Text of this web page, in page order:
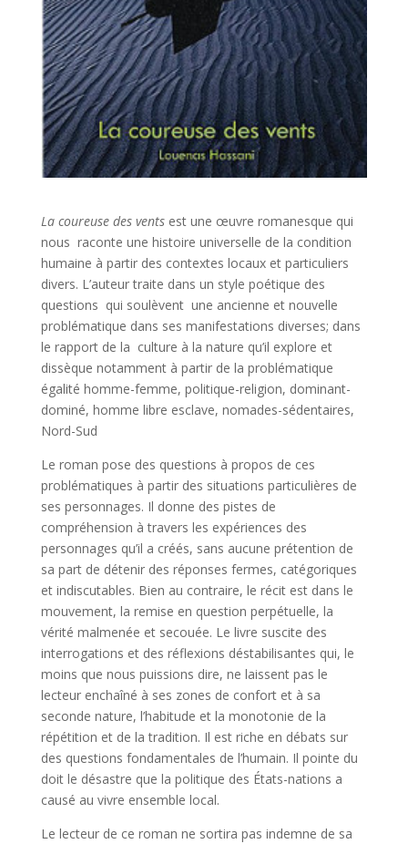
La coureuse des ventsest une œuvre romanesque qui
nous raconte une histoire universelle de la condition
humaine à partir des contextes locaux et particuliers
divers. L’auteur traite dans un style poétique des
questions qui soulèvent une ancienne et nouvelle
problématique dans ses manifestations diverses; dans
le rapport de la culture à la nature qu’il explore et
dissèque notamment à partir de la problématique
égalité homme-femme, politique-religion, dominant-
dominé, homme libre esclave, nomades-sédentaires,
Nord-Sud
Le roman pose des questions à propos de ces
problématiques à partir des situations particulières de
ses personnages. Il donne des pistes de
compréhension à travers les expériences des
personnages qu’il a créés, sans aucune prétention de
sa part de détenir des réponses fermes, catégoriques
et indiscutables. Bien au contraire, le récit est dans le
mouvement, la remise en question perpétuelle, la
vérité malmenée et secouée. Le livre suscite des
interrogations et des réflexions déstabilisantes qui, le
moins que nous puissions dire, ne laissent pas le
lecteur enchaîné à ses zones de confort et à sa
seconde nature, l’habitude et la monotonie de la
répétition et de la tradition. Il est riche en débats sur
des questions fondamentales de l’humain. Il pointe du
doit le désastre que la politique des États-nations a
causé au vivre ensemble local.
Le lecteur de ce roman ne sortira pas indemne de sa